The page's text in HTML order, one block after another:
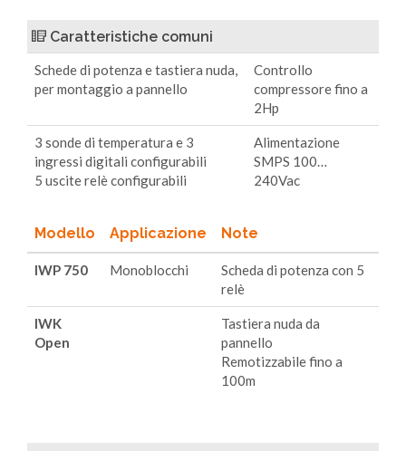
Caratteristiche comuni
Schede di potenza e tastiera nuda,
per montaggio a pannello
Controllo
compressore fino a
2Hp
3 sonde di temperatura e 3
ingressi digitali configurabili
5 uscite relè configurabili
Alimentazione
SMPS 100…
240Vac
Modello Applicazione Note
IWP 750 Monoblocchi
Scheda di potenza con 5
relè
IWK
Open
Tastiera nuda da
pannello
Remotizzabile fino a
100m